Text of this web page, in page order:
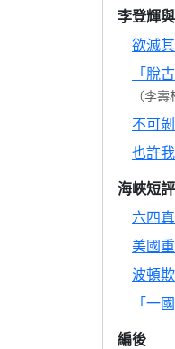
李登輝
欲滅
「脫
（李壽
不可
也許
海峽短評
六四
美國
波頓
「一
編後